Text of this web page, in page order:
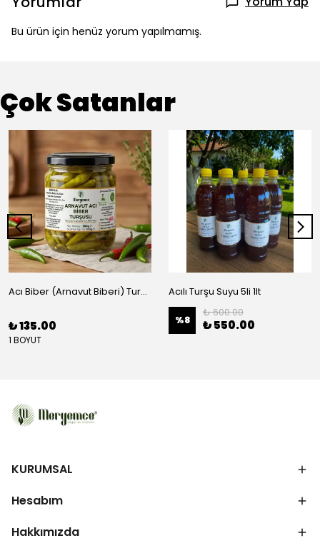
Bu ürün için henüz yorum yapılmamış.
Çok Satanlar
Acı Biber (Arnavut Biberi) Turşusu - BRÜT 425CC
₺ 135.00
1 BOYUT
Acılı Turşu Suyu 5li 1lt
%8
₺ 600.00
₺ 550.00
KURUMSAL
Hesabım
Hakkımızda